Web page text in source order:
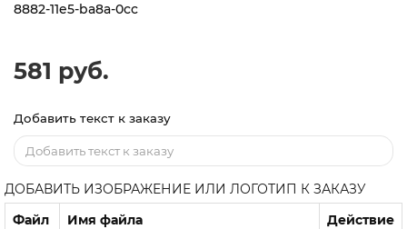
8882-11e5-ba8a-0cc
581 руб.
Добавить текст к заказу
ДОБАВИТЬ ИЗОБРАЖЕНИЕ ИЛИ ЛОГОТИП К ЗАКАЗУ
Файл
Имя файла Действие